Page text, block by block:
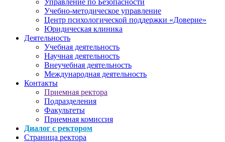
Учебно-методическое управление
Центр психологической поддержки «Доверие»
Юридическая клиника
Деятельность
Учебная деятельность
Научная деятельность
Внеучебная деятельность
Международная деятельность
Контакты
Приемная ректора
Подразделения
Факультеты
Приемная комиссия
Диалог с ректором
Страница ректора